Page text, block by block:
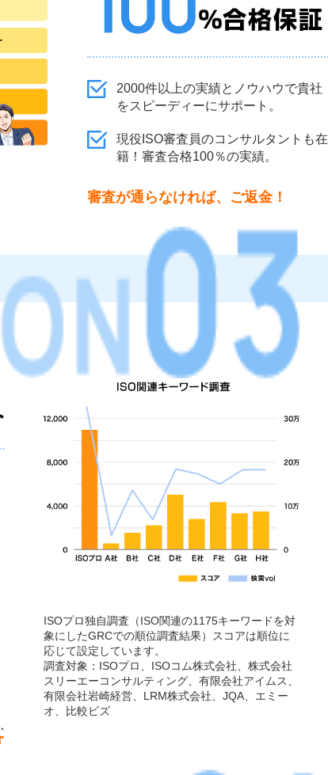
2000件以上の実績とノウハウで貴社
をスピーディーにサポート。
現役ISO審査員のコンサルタントも在
籍！審査合格100％の実績。
審査が通らなければ、ご返金！
ISOプロ独自調査（ISO関連の1175キーワードを対
象にしたGRCでの順位調査結果）スコアは順位に
応じて設定しています。
調査対象：ISOプロ、ISOコム株式会社、株式会社
スリーエーコンサルティング、有限会社アイムス、
有限会社岩崎経営、LRM株式会社、JQA、エミー
オ、比較ビズ